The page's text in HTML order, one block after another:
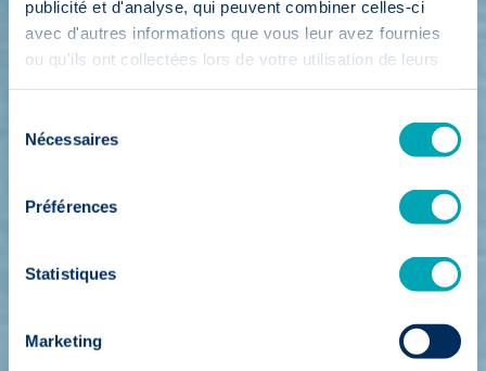
publicité et d'analyse, qui peuvent combiner celles-ci
avec d'autres informations que vous leur avez fournies
ou qu'ils ont collectées lors de votre utilisation de leurs
Nécessaires
Préférences
Statistiques
Marketing